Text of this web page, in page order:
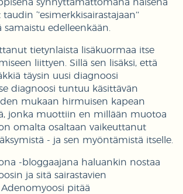
synnyttämättömänä naisena
‘’esimerkkisairastajaan’’
samaistu edelleenkään.
tietynlaista lisäkuormaa itse
liittyen. Sillä sen lisäksi, että
täysin uusi diagnoosi
diagnoosi tuntuu käsittävän
mukaan hirmuisen kapean
jonka muottiin en millään muotoa
omalta osaltaan vaikeuttanut
- ja sen myöntämistä itselle.
-bloggaajana haluankin nostaa
ja sitä sairastavien
pitää